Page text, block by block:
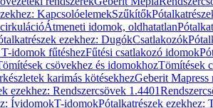
KapcsolóelemekSzűkítők
Átmeneti idomok, oldhatatlan
ezekhez: DugókCsatlakozók
idomok fűtéshezFűtési csatlakozó idomok
csövekhez és idomokhozTömítések
karimás kötésekhezGeberit Mapress
ezekhez: Rendszercsövek 1.4401
ÍvidomokT-idomokPótalkatrészek ezekhez: